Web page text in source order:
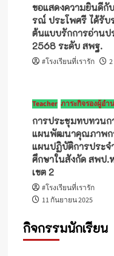
ขอแสดงความยินดีกั
รณ์ ประโพศรี ได้รับ
ต้นแบบรักการอ่านป
2568 ระดับ สพฐ.
#โรงเรียนที่เรารัก
Teacher ภาระกิจรองผู้อำ
การประชุมทบทวนก
แผนพัฒนาคุณภาพก
แผนปฏิบัติการประจ
ศึกษาในสังกัด สพป.
เขต 2
#โรงเรียนที่เรารัก
11 กันยายน 2025
กิจกรรมนักเรียน